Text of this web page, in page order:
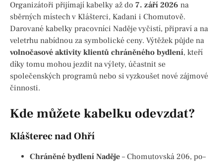
Organizátoři přijímají kabelky až do 7. září 2026 na
sběrných místech v Klášterci, Kadani i Chomutově.
Darované kabelky pracovníci Naděje vyčistí, připraví a na
veletrhu nabídnou za symbolické ceny. Výtěžek půjde na
volnočasové aktivity klientů chráněného bydlení, kteří
díky tomu mohou jezdit na výlety, účastnit se
společenských programů nebo si vyzkoušet nové zájmové
činnosti.
Kde můžete kabelku odevzdat?
Klášterec nad Ohří
Chráněné bydlení Naděje – Chomutovská 206, po–